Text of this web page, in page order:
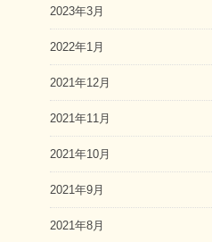
2023年3月
2022年1月
2021年12月
2021年11月
2021年10月
2021年9月
2021年8月